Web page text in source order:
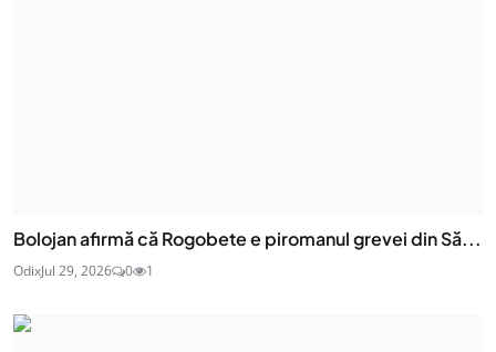
Bolojan afirmă că Rogobete e piromanul grevei din Să...
OdixJul 29, 2026 0 1